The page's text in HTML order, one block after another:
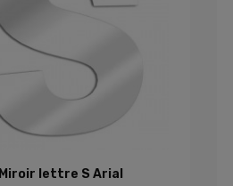
AJOUTER AU PANIER
Miroir lettre S Arial